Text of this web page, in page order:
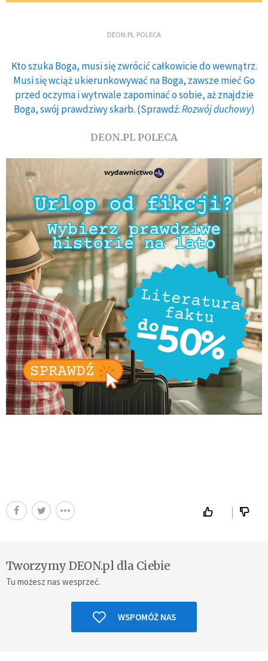
DEON.PL POLECA
Kto szuka Boga, musi się zwrócić całkowicie do wewnątrz.
Musi się wciąż ukierunkowywać na Boga, zawsze mieć Go
przed oczyma i wytrwale zapominać o sobie, aż znajdzie
Boga, swój prawdziwy skarb. (Sprawdź:Rozwój duchowy)
DEON.PL POLECA
Tworzymy DEON.pl dla Ciebie
Tu możesz nas wesprzeć.
WSPOMÓŻ NAS